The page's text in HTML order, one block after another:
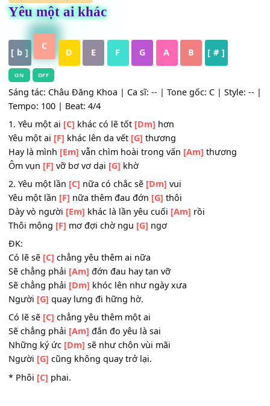
HỢP ÂM,Nhạc Trẻ
Yêu một ai khác
[ b ]
C
D E F G A B [ # ]
ON
Sáng tác: Châu Đăng Khoa | Ca sĩ: -- | Tone gốc: C |
Tempo: 100 | Beat: 4/4
1. Yêu một ai[C]khác có lẽ tốt
Yêu một ai[F]khác lên da vết [G]thương
Hay là mình[Em]vẫn chìm hoài trong vấn
Ôm vụn[F]vỡ bơ vơ dại[G] khờ
2. Yêu một lần nữa có chắc sẽ
Yêu một lần
[F]
Dày vò người[Em]khác là lần yêu cuối
Thôi mộng[F]mơ đợi chờ ngu[G]ngơ
ĐK:
Có lẽ sẽ[C]chẳng yêu thêm ai nữa
Sẽ chẳng phải[Am]đớn đau hay tan vỡ
Sẽ chẳng phải[Dm]khóc lên như ngày xưa
Người[G]quay lưng đi hững hờ.
Có lẽ sẽ[C]chẳng yêu thêm một ai